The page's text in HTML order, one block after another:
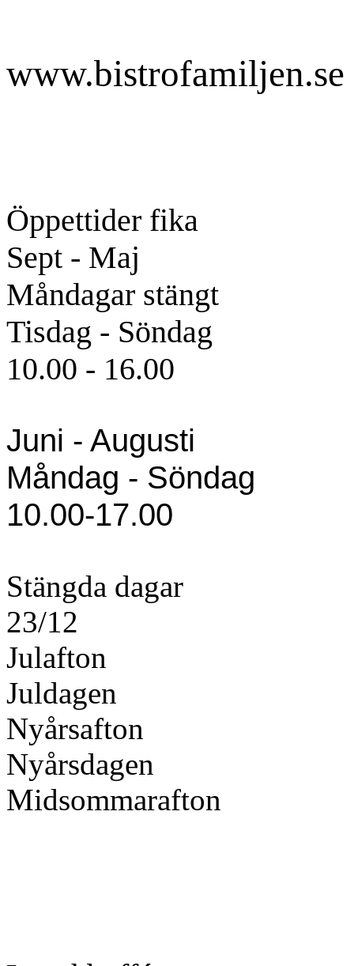
www.bistrofamiljen.se
Öppettider fika
Sept - Maj
Måndagar stängt
Tisdag - Söndag
10.00 - 16.00
Juni - Augusti
Måndag - Söndag
10.00-17.00
Stängda dagar
23/12
Julafton
Juldagen
Nyårsafton
Nyårsdagen
Midsommarafton